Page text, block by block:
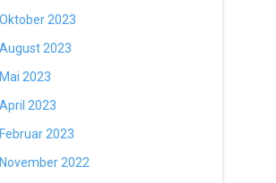
Oktober 2023
August 2023
Mai 2023
April 2023
Februar 2023
November 2022